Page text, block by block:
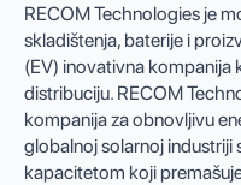
RECOM Technologies je
skladištenja, baterije i
(EV) inovativna kompanija
distribuciju. RECOM
kompanija za obnovljivu
globalnoj solarnoj
kapacitetom koji